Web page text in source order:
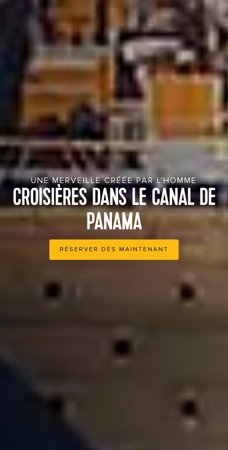
UNE MERVEILLE CRÉÉE PAR L'HOMME
CROISIÈRES DANS LE CANAL DE
PANAMA
RÉSERVER DÈS MAINTENANT